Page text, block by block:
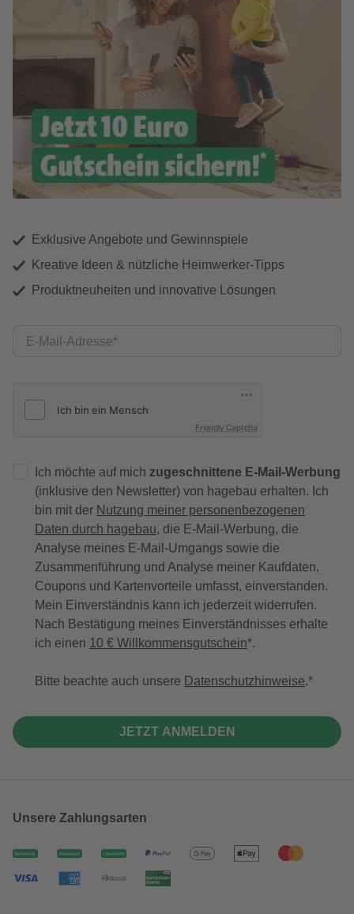
Exklusive Angebote und Gewinnspiele
Kreative Ideen & nützliche Heimwerker-Tipps
Produktneuheiten und innovative Lösungen
E-Mail-Adresse
Friendly Captcha
Ich möchte auf mich zugeschnittene E-Mail-Werbung
(inklusive den Newsletter) von hagebau erhalten. Ich
bin mit der Nutzung meiner personenbezogenen
Daten durch hagebau, die E-Mail-Werbung, die
Analyse meines E-Mail-Umgangs sowie die
Zusammenführung und Analyse meiner Kaufdaten,
Coupons und Kartenvorteile umfasst, einverstanden.
Mein Einverständnis kann ich jederzeit widerrufen.
Nach Bestätigung meines Einverständnisses erhalte
ich einen 10 € Willkommensgutschein*.
Bitte beachte auch unsere Datenschutzhinweise.
JETZT ANMELDEN
Unsere Zahlungsarten